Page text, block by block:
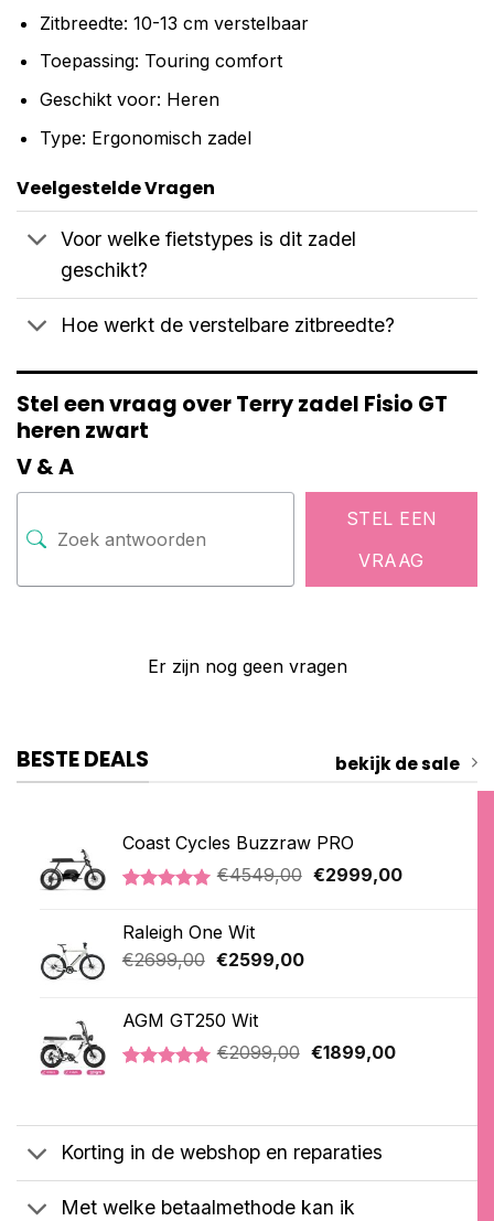
Zitbreedte: 10-13 cm verstelbaar
Toepassing: Touring comfort
Geschikt voor: Heren
Type: Ergonomisch zadel
Veelgestelde Vragen
Voor welke fietstypes is dit zadel
geschikt?
Hoe werkt de verstelbare zitbreedte?
Stel een vraag over Terry zadel Fisio GT
heren zwart
V & A
STEL EEN
VRAAG
Er zijn nog geen vragen
BESTE DEALS bekijk de sale
Coast Cycles Buzzraw PRO
gebaseerd
op
klantbeoordeling
€4549,00 Oorspronkelijke
€2999,00Huidige
Raleigh One Wit
€2699,00 Oorspronkelijke
€2699,00.
€2599,00Huidige
AGM GT250 Wit
klantbeoordeling
€2099,00 Oorspronkelijke
€1899,00Huidige
Korting in de webshop en reparaties
Met welke betaalmethode kan ik